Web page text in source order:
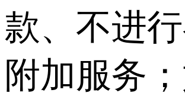
款、不进
附加服务